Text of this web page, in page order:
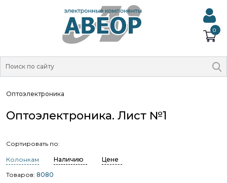
0
Оптоэлектроника
Оптоэлектроника. Лист №1
Сортировать по:
Колонкам Наличию
Цене
Товаров: 8080